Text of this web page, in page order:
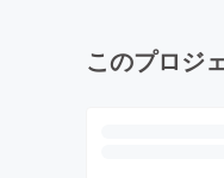
このプロジ